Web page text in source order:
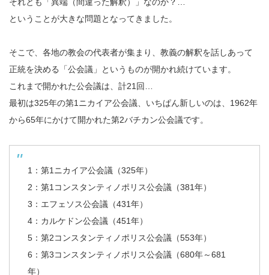
ということが大きな問題となってきました。
そこで、各地の教会の代表者が集まり、教義の解釈を話しあって
正統を決める「公会議」というものが開かれ続けています。
これまで開かれた公会議は、計21回…
最初は325年の第1ニカイア公会議、いちぱん新しいのは、1962年
から65年にかけて開かれた第2バチカン公会議です。
1：第1ニカイア公会議（325年）
2：第1コンスタンティノポリス公会議（381年）
3：エフェソス公会議（431年）
4：カルケドン公会議（451年）
5：第2コンスタンティノポリス公会議（553年）
6：第3コンスタンティノポリス公会議（680年～681
年）